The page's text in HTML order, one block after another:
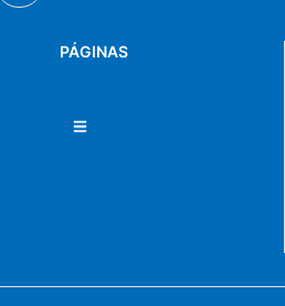
PÁGINAS